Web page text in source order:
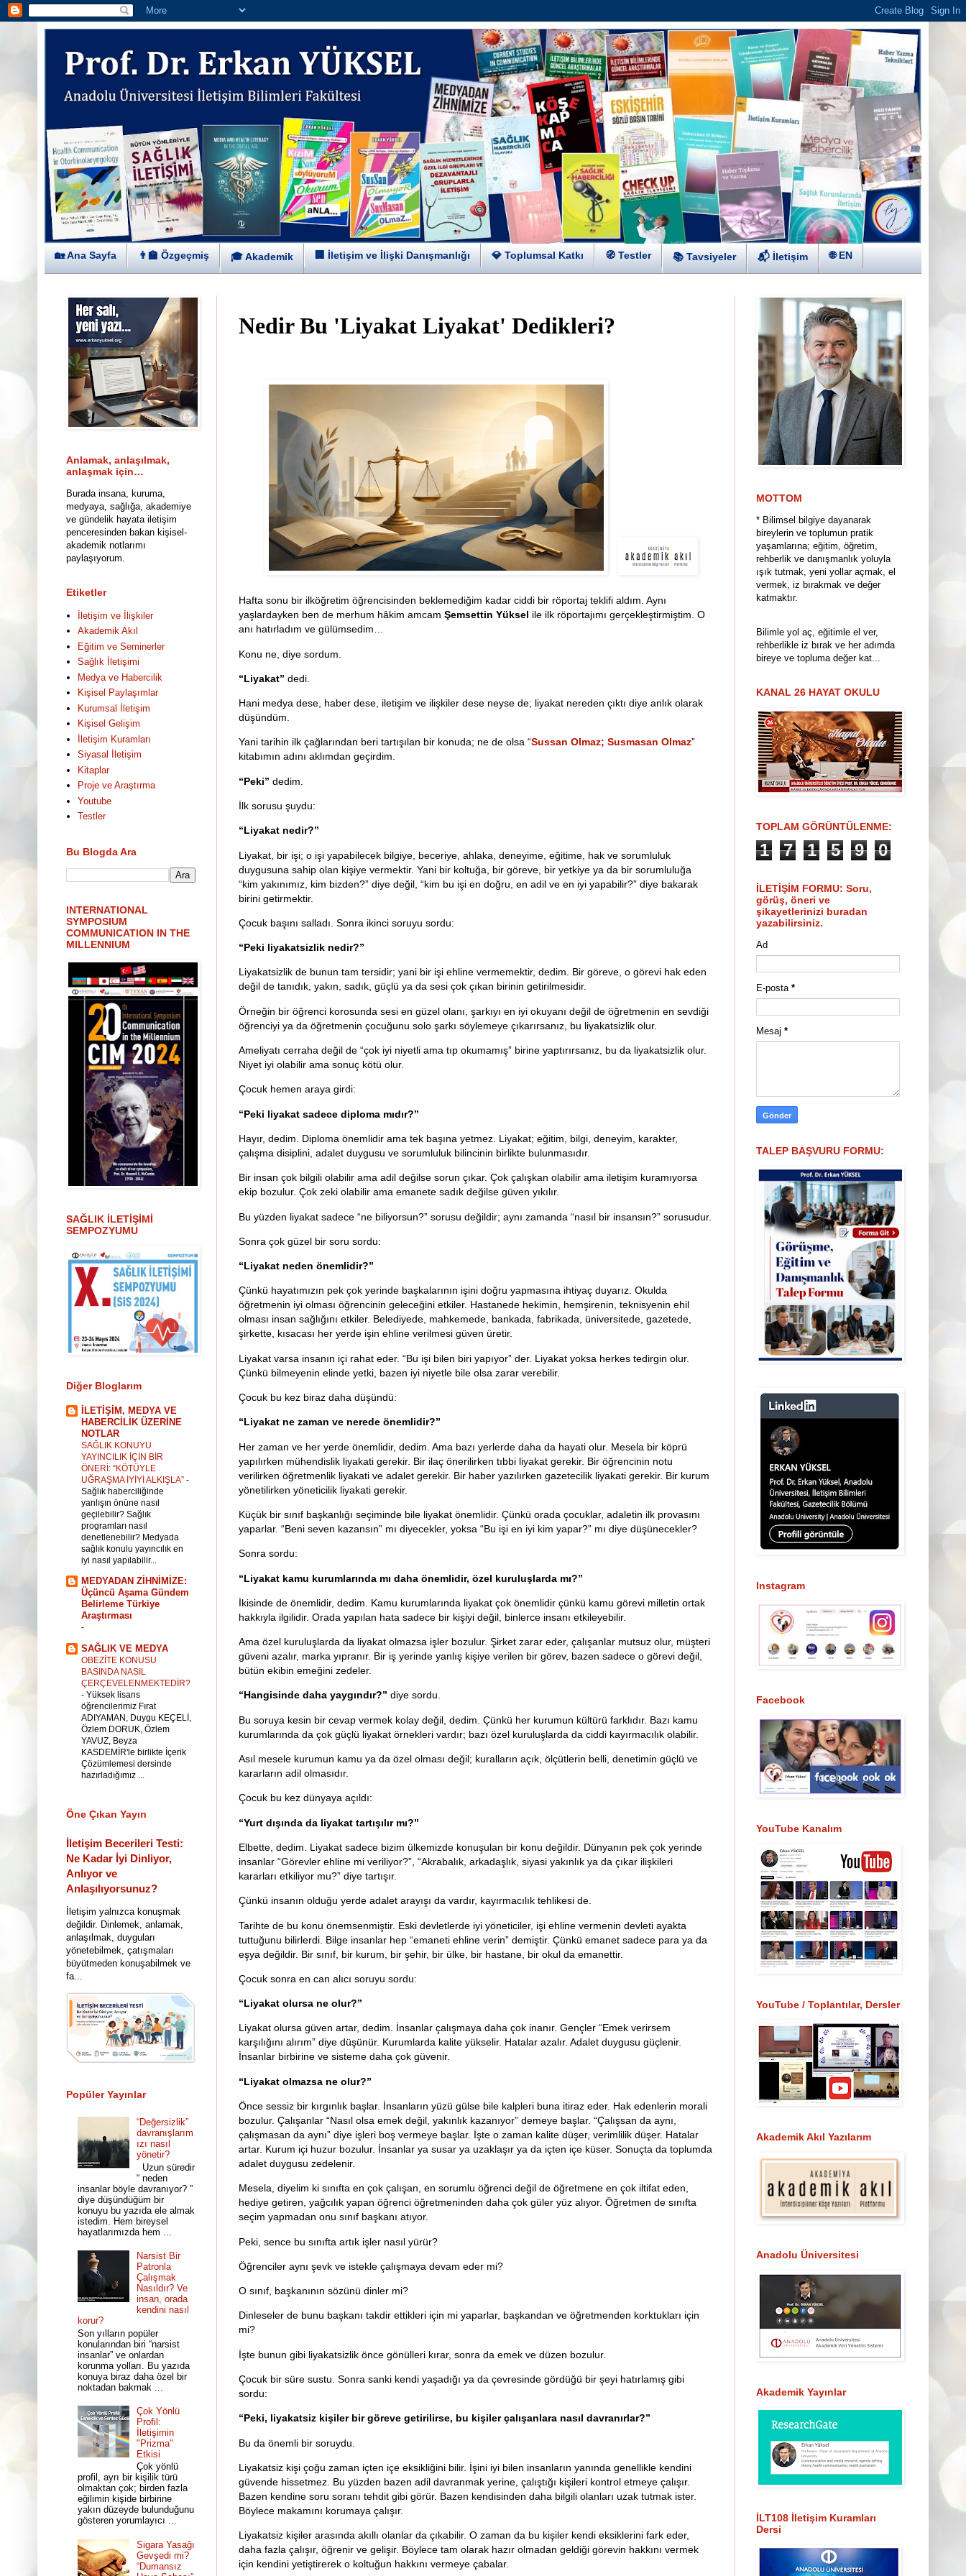
🏡 Ana Sayfa 👨‍🏫 Özgeçmiş 🎓 Akademik 🏢 İletişim ve İlişki Danışmanlığı 💎 Toplumsal Katkı 🧭 Testler 📚 Tavsiyeler 📬 İletişim 🌐 EN
Nedir Bu 'Liyakat Liyakat' Dedikleri?
Hafta sonu bir ilköğretim öğrencisinden beklemediğim kadar ciddi bir röportaj teklifi aldım. Aynı
yaşlardayken ben de merhum hâkim amcam Şemsettin Yüksel ile ilk röportajımı gerçekleştirmiştim. O
anı hatırladım ve gülümsedim…
Konu ne, diye sordum.
“Liyakat” dedi.
Hani medya dese, haber dese, iletişim ve ilişkiler dese neyse de; liyakat nereden çıktı diye anlık olarak
düşündüm.
Yani tarihin ilk çağlarından beri tartışılan bir konuda; ne de olsa “Sussan Olmaz; Susmasan Olmaz”
kitabımın adını aklımdan geçirdim.
“Peki” dedim.
İlk sorusu şuydu:
“Liyakat nedir?”
Liyakat, bir işi; o işi yapabilecek bilgiye, beceriye, ahlaka, deneyime, eğitime, hak ve sorumluluk
duygusuna sahip olan kişiye vermektir. Yani bir koltuğa, bir göreve, bir yetkiye ya da bir sorumluluğa
“kim yakınımız, kim bizden?” diye değil, “kim bu işi en doğru, en adil ve en iyi yapabilir?” diye bakarak
birini getirmektir.
Çocuk başını salladı. Sonra ikinci soruyu sordu:
“Peki liyakatsizlik nedir?”
Liyakatsizlik de bunun tam tersidir; yani bir işi ehline vermemektir, dedim. Bir göreve, o görevi hak eden
değil de tanıdık, yakın, sadık, güçlü ya da sesi çok çıkan birinin getirilmesidir.
Örneğin bir öğrenci korosunda sesi en güzel olanı, şarkıyı en iyi okuyanı değil de öğretmenin en sevdiği
öğrenciyi ya da öğretmenin çocuğunu solo şarkı söylemeye çıkarırsanız, bu liyakatsizlik olur.
Ameliyatı cerraha değil de “çok iyi niyetli ama tıp okumamış” birine yaptırırsanız, bu da liyakatsizlik olur.
Niyet iyi olabilir ama sonuç kötü olur.
Çocuk hemen araya girdi:
“Peki liyakat sadece diploma mıdır?”
Hayır, dedim. Diploma önemlidir ama tek başına yetmez. Liyakat; eğitim, bilgi, deneyim, karakter,
çalışma disiplini, adalet duygusu ve sorumluluk bilincinin birlikte bulunmasıdır.
Bir insan çok bilgili olabilir ama adil değilse sorun çıkar. Çok çalışkan olabilir ama iletişim kuramıyorsa
ekip bozulur. Çok zeki olabilir ama emanete sadık değilse güven yıkılır.
Bu yüzden liyakat sadece “ne biliyorsun?” sorusu değildir; aynı zamanda “nasıl bir insansın?” sorusudur.
Sonra çok güzel bir soru sordu:
“Liyakat neden önemlidir?”
Çünkü hayatımızın pek çok yerinde başkalarının işini doğru yapmasına ihtiyaç duyarız. Okulda
öğretmenin iyi olması öğrencinin geleceğini etkiler. Hastanede hekimin, hemşirenin, teknisyenin ehil
olması insan sağlığını etkiler. Belediyede, mahkemede, bankada, fabrikada, üniversitede, gazetede,
şirkette, kısacası her yerde işin ehline verilmesi güven üretir.
Liyakat varsa insanın içi rahat eder. “Bu işi bilen biri yapıyor” der. Liyakat yoksa herkes tedirgin olur.
Çünkü bilmeyenin elinde yetki, bazen iyi niyetle bile olsa zarar verebilir.
Çocuk bu kez biraz daha düşündü:
“Liyakat ne zaman ve nerede önemlidir?”
Her zaman ve her yerde önemlidir, dedim. Ama bazı yerlerde daha da hayati olur. Mesela bir köprü
yapılırken mühendislik liyakati gerekir. Bir ilaç önerilirken tıbbi liyakat gerekir. Bir öğrencinin notu
verilirken öğretmenlik liyakati ve adalet gerekir. Bir haber yazılırken gazetecilik liyakati gerekir. Bir kurum
yönetilirken yöneticilik liyakati gerekir.
Küçük bir sınıf başkanlığı seçiminde bile liyakat önemlidir. Çünkü orada çocuklar, adaletin ilk provasını
yaparlar. “Beni seven kazansın” mı diyecekler, yoksa “Bu işi en iyi kim yapar?” mı diye düşünecekler?
Sonra sordu:
“Liyakat kamu kurumlarında mı daha önemlidir, özel kuruluşlarda mı?”
İkisinde de önemlidir, dedim. Kamu kurumlarında liyakat çok önemlidir çünkü kamu görevi milletin ortak
hakkıyla ilgilidir. Orada yapılan hata sadece bir kişiyi değil, binlerce insanı etkileyebilir.
Ama özel kuruluşlarda da liyakat olmazsa işler bozulur. Şirket zarar eder, çalışanlar mutsuz olur, müşteri
güveni azalır, marka yıpranır. Bir iş yerinde yanlış kişiye verilen bir görev, bazen sadece o görevi değil,
bütün ekibin emeğini zedeler.
“Hangisinde daha yaygındır?” diye sordu.
Bu soruya kesin bir cevap vermek kolay değil, dedim. Çünkü her kurumun kültürü farklıdır. Bazı kamu
kurumlarında da çok güçlü liyakat örnekleri vardır; bazı özel kuruluşlarda da ciddi kayırmacılık olabilir.
Asıl mesele kurumun kamu ya da özel olması değil; kuralların açık, ölçütlerin belli, denetimin güçlü ve
kararların adil olmasıdır.
Çocuk bu kez dünyaya açıldı:
“Yurt dışında da liyakat tartışılır mı?”
Elbette, dedim. Liyakat sadece bizim ülkemizde konuşulan bir konu değildir. Dünyanın pek çok yerinde
insanlar “Görevler ehline mi veriliyor?”, “Akrabalık, arkadaşlık, siyasi yakınlık ya da çıkar ilişkileri
kararları etkiliyor mu?” diye tartışır.
Çünkü insanın olduğu yerde adalet arayışı da vardır, kayırmacılık tehlikesi de.
Tarihte de bu konu önemsenmiştir. Eski devletlerde iyi yöneticiler, işi ehline vermenin devleti ayakta
tuttuğunu bilirlerdi. Bilge insanlar hep “emaneti ehline verin” demiştir. Çünkü emanet sadece para ya da
eşya değildir. Bir sınıf, bir kurum, bir şehir, bir ülke, bir hastane, bir okul da emanettir.
Çocuk sonra en can alıcı soruyu sordu:
“Liyakat olursa ne olur?”
Liyakat olursa güven artar, dedim. İnsanlar çalışmaya daha çok inanır. Gençler “Emek verirsem
karşılığını alırım” diye düşünür. Kurumlarda kalite yükselir. Hatalar azalır. Adalet duygusu güçlenir.
İnsanlar birbirine ve sisteme daha çok güvenir.
“Liyakat olmazsa ne olur?”
Önce sessiz bir kırgınlık başlar. İnsanların yüzü gülse bile kalpleri buna itiraz eder. Hak edenlerin morali
bozulur. Çalışanlar “Nasıl olsa emek değil, yakınlık kazanıyor” demeye başlar. “Çalışsan da aynı,
çalışmasan da aynı” diye işleri boş vermeye başlar. İşte o zaman kalite düşer, verimlilik düşer. Hatalar
artar. Kurum içi huzur bozulur. İnsanlar ya susar ya uzaklaşır ya da içten içe küser. Sonuçta da toplumda
adalet duygusu zedelenir.
Mesela, diyelim ki sınıfta en çok çalışan, en sorumlu öğrenci değil de öğretmene en çok iltifat eden,
hediye getiren, yağcılık yapan öğrenci öğretmeninden daha çok güler yüz alıyor. Öğretmen de sınıfta
seçim yapmadan onu sınıf başkanı atıyor.
Peki, sence bu sınıfta artık işler nasıl yürür?
Öğrenciler aynı şevk ve istekle çalışmaya devam eder mi?
O sınıf, başkanının sözünü dinler mi?
Dinleseler de bunu başkanı takdir ettikleri için mi yaparlar, başkandan ve öğretmenden korktukları için
mi?
İşte bunun gibi liyakatsizlik önce gönülleri kırar, sonra da emek ve düzen bozulur.
Çocuk bir süre sustu. Sonra sanki kendi yaşadığı ya da çevresinde gördüğü bir şeyi hatırlamış gibi
sordu:
“Peki, liyakatsiz kişiler bir göreve getirilirse, bu kişiler çalışanlara nasıl davranırlar?”
Bu da önemli bir soruydu.
Liyakatsiz kişi çoğu zaman içten içe eksikliğini bilir. İşini iyi bilen insanların yanında genellikle kendini
güvende hissetmez. Bu yüzden bazen adil davranmak yerine, çalıştığı kişileri kontrol etmeye çalışır.
Bazen kendine soru soranı tehdit gibi görür. Bazen kendisinden daha bilgili olanları uzak tutmak ister.
Böylece makamını korumaya çalışır.
Liyakatsiz kişiler arasında akıllı olanlar da çıkabilir. O zaman da bu kişiler kendi eksiklerini fark eder,
daha fazla çalışır, öğrenir ve gelişir. Böylece tam olarak hazır olmadan geldiği görevin hakkını vermek
için kendini yetiştirerek o koltuğun hakkını vermeye çabalar.
Anlamak, anlaşılmak,
anlaşmak için…
Burada insana, kuruma,
medyaya, sağlığa, akademiye
ve gündelik hayata iletişim
penceresinden bakan kişisel-
akademik notlarımı
paylaşıyorum.
Etiketler
İletişim ve İlişkiler
Akademik Akıl
Eğitim ve Seminerler
Sağlık İletişimi
Medya ve Habercilik
Kişisel Paylaşımlar
Kurumsal İletişim
Kişisel Gelişim
İletişim Kuramları
Siyasal İletişim
Kitaplar
Proje ve Araştırma
Youtube
Testler
Bu Blogda Ara
INTERNATIONAL
SYMPOSIUM
COMMUNICATION IN THE
MILLENNIUM
SAĞLIK İLETİŞİMİ
SEMPOZYUMU
Diğer Bloglarım
İLETİŞİM, MEDYA VE
HABERCİLİK ÜZERİNE
NOTLAR
SAĞLIK KONUYU
YAYINCILIK İÇİN BİR
ÖNERİ: “KÖTÜYLE
UĞRAŞMA İYİYİ ALKIŞLA” -
Sağlık haberciliğinde
yanlışın önüne nasıl
geçilebilir? Sağlık
programları nasıl
denetlenebilir? Medyada
sağlık konulu yayıncılık en
iyi nasıl yapılabilir...
MEDYADAN ZİHNİMİZE:
Üçüncü Aşama Gündem
Belirleme Türkiye
Araştırması
-
SAĞLIK VE MEDYA
OBEZİTE KONUSU
BASINDA NASIL
ÇERÇEVELENMEKTEDİR?
- Yüksek lisans
öğrencilerimiz Fırat
ADIYAMAN, Duygu KEÇELİ,
Özlem DORUK, Özlem
YAVUZ, Beyza
KASDEMİR'le birlikte İçerik
Çözümlemesi dersinde
hazırladığımız ...
Öne Çıkan Yayın
İletişim Becerileri Testi:
Ne Kadar İyi Dinliyor,
Anlıyor ve
Anlaşılıyorsunuz?
İletişim yalnızca konuşmak
değildir. Dinlemek, anlamak,
anlaşılmak, duyguları
yönetebilmek, çatışmaları
büyütmeden konuşabilmek ve
fa...
Popüler Yayınlar
“Değersizlik”
davranışlarım
ızı nasıl
yönetir?
Uzun süredir
“ neden
insanlar böyle davranıyor? ”
diye düşündüğüm bir
konuyu bu yazıda ele almak
istedim. Hem bireysel
hayatlarımızda hem ...
Narsist Bir
Patronla
Çalışmak
Nasıldır? Ve
insan, orada
kendini nasıl
korur?
Son yılların popüler
konularından biri “narsist
insanlar” ve onlardan
korunma yolları. Bu yazıda
konuya biraz daha özel bir
noktadan bakmak ...
Çok Yönlü
Profil:
İletişimin
"Prizma"
Etkisi
Çok yönlü
profil, ayrı bir kişilik türü
olmaktan çok; birden fazla
eğilimin kişide birbirine
yakın düzeyde bulunduğunu
gösteren yorumlayıcı ...
Sigara Yasağı
Gevşedi mi?
“Dumansız
MOTTOM
* Bilimsel bilgiye dayanarak
bireylerin ve toplumun pratik
yaşamlarına; eğitim, öğretim,
rehberlik ve danışmanlık yoluyla
ışık tutmak, yeni yollar açmak, el
vermek, iz bırakmak ve değer
katmaktır.
Bilimle yol aç, eğitimle el ver,
rehberlikle iz bırak ve her adımda
bireye ve topluma değer kat...
KANAL 26 HAYAT OKULU
TOPLAM GÖRÜNTÜLENME:
1 7 1 5 9 0
İLETİŞİM FORMU: Soru,
görüş, öneri ve
şikayetlerinizi buradan
yazabilirsiniz.
Ad
E-posta *
Mesaj *
TALEP BAŞVURU FORMU:
Instagram
Facebook
YouTube Kanalım
YouTube / Toplantılar, Dersler
Akademik Akıl Yazılarım
Anadolu Üniversitesi
Akademik Yayınlar
İLT108 İletişim Kuramları
Dersi